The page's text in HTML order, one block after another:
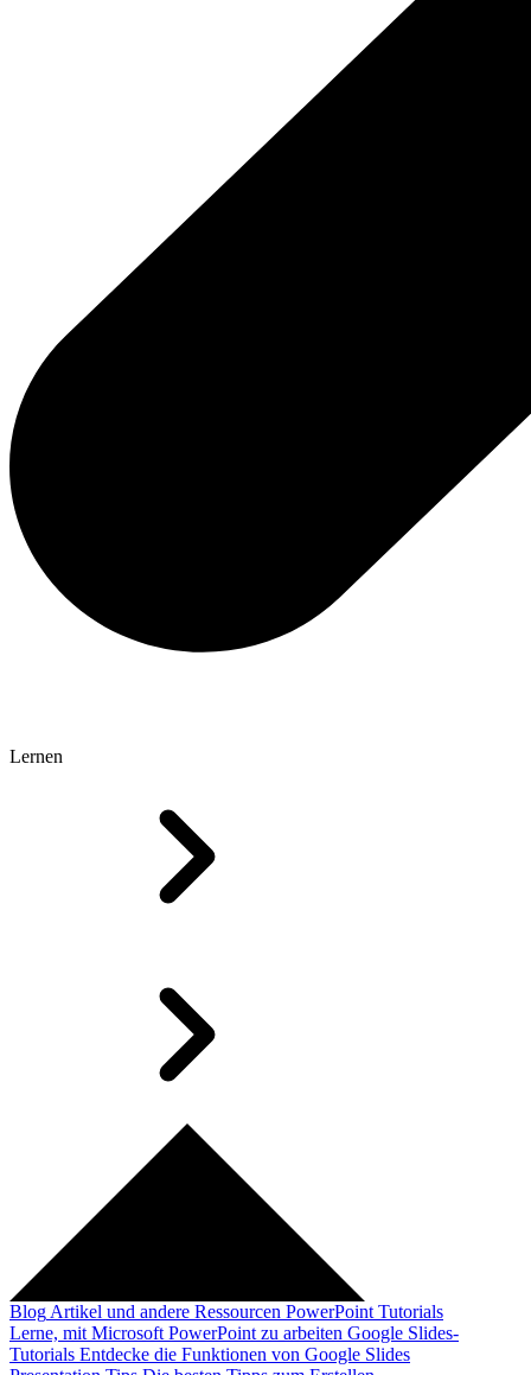
Lernen
Blog Artikel und andere Ressourcen PowerPoint Tutorials
Lerne, mit Microsoft PowerPoint zu arbeiten Google Slides-
Tutorials Entdecke die Funktionen von Google Slides